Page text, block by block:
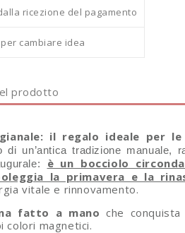
ricezione del pagamento
per cambiare idea
prodotto
il regalo ideale per le
un’antica tradizione manuale,
è un bocciolo
la primavera e la
vitale e rinnovamento.
fatto a mano che
colori magnetici.